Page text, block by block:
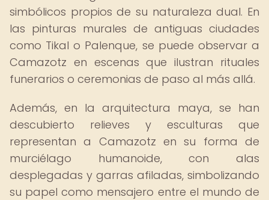
simbólicos propios de su naturaleza dual. En
las pinturas murales de antiguas ciudades
como Tikal o Palenque, se puede observar a
Camazotz en escenas que ilustran rituales
funerarios o ceremonias de paso al más allá.
Además, en la arquitectura maya, se han
descubierto relieves y esculturas que
representan a Camazotz en su forma de
murciélago humanoide, con alas
desplegadas y garras afiladas, simbolizando
su papel como mensajero entre el mundo de